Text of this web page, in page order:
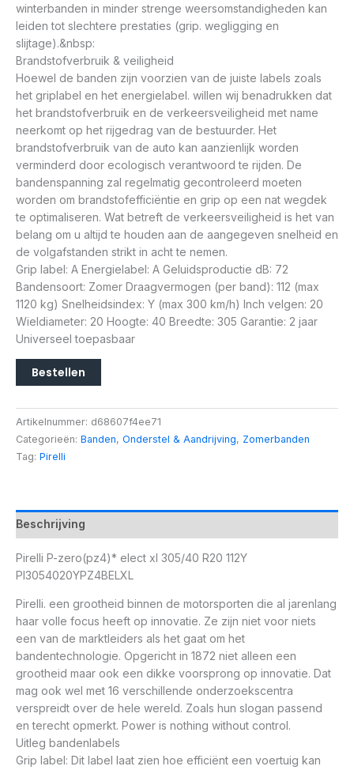
winterbanden in minder strenge weersomstandigheden kan
leiden tot slechtere prestaties (grip. wegligging en
slijtage).&nbsp:
Brandstofverbruik & veiligheid
Hoewel de banden zijn voorzien van de juiste labels zoals
het griplabel en het energielabel. willen wij benadrukken dat
het brandstofverbruik en de verkeersveiligheid met name
neerkomt op het rijgedrag van de bestuurder. Het
brandstofverbruik van de auto kan aanzienlijk worden
verminderd door ecologisch verantwoord te rijden. De
bandenspanning zal regelmatig gecontroleerd moeten
worden om brandstofefficiëntie en grip op een nat wegdek
te optimaliseren. Wat betreft de verkeersveiligheid is het van
belang om u altijd te houden aan de aangegeven snelheid en
de volgafstanden strikt in acht te nemen.
Grip label: A Energielabel: A Geluidsproductie dB: 72
Bandensoort: Zomer Draagvermogen (per band): 112 (max
1120 kg) Snelheidsindex: Y (max 300 km/h) Inch velgen: 20
Wieldiameter: 20 Hoogte: 40 Breedte: 305 Garantie: 2 jaar
Universeel toepasbaar
Bestellen
Artikelnummer: d68607f4ee71
Categorieën: Banden, Onderstel & Aandrijving, Zomerbanden
Tag: Pirelli
Beschrijving
Pirelli P-zero(pz4)* elect xl 305/40 R20 112Y
PI3054020YPZ4BELXL
Pirelli. een grootheid binnen de motorsporten die al jarenlang
haar volle focus heeft op innovatie. Ze zijn niet voor niets
een van de marktleiders als het gaat om het
bandentechnologie. Opgericht in 1872 niet alleen een
grootheid maar ook een dikke voorsprong op innovatie. Dat
mag ook wel met 16 verschillende onderzoekscentra
verspreidt over de hele wereld. Zoals hun slogan passend
en terecht opmerkt. Power is nothing without control.
Uitleg bandenlabels
Grip label: Dit label laat zien hoe efficiënt een voertuig kan